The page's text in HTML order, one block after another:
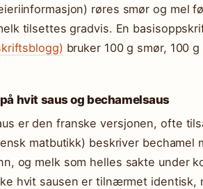
røres smør og mel
tilsettes gradvis. En
bruker 100 g smør, 100
hvit saus og bechamelsaus
er den franske versjonen, ofte
matbutikk) beskriver bechamel
og melk som helles sakte under
hvit sausen er tilnærmet identisk,